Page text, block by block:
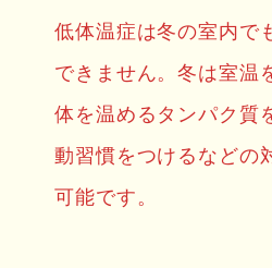
低体温症は冬の室内で
できません。冬は室
体を温めるタンパク質
動習慣をつけるなどの
可能です。